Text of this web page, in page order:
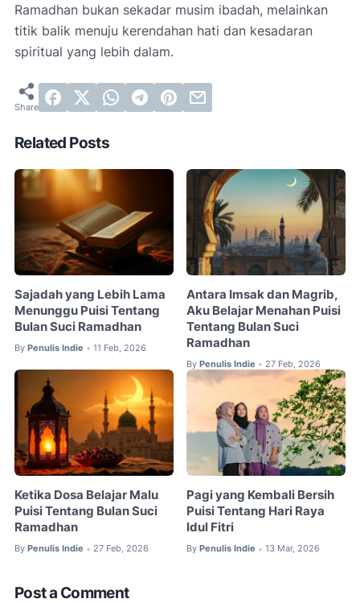
Ramadhan bukan sekadar musim ibadah, melainkan
titik balik menuju kerendahan hati dan kesadaran
spiritual yang lebih dalam.
Related Posts
Sajadah yang Lebih Lama
Menunggu Puisi Tentang
Bulan Suci Ramadhan
By Penulis Indie • 11 Feb, 2026
Antara Imsak dan Magrib,
Aku Belajar Menahan Puisi
Tentang Bulan Suci
Ramadhan
By Penulis Indie • 27 Feb, 2026
Ketika Dosa Belajar Malu
Puisi Tentang Bulan Suci
Ramadhan
By Penulis Indie • 27 Feb, 2026
Pagi yang Kembali Bersih
Puisi Tentang Hari Raya
Idul Fitri
By Penulis Indie • 13 Mar, 2026
Post a Comment